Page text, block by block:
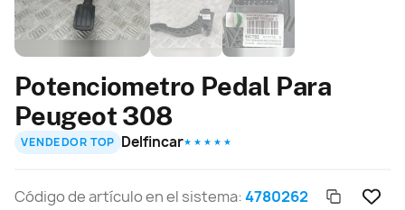
Potenciometro Pedal Para
Peugeot 308
VENDEDOR TOP Delfincar★ ★ ★ ★ ★
Código de artículo en el sistema:4780262